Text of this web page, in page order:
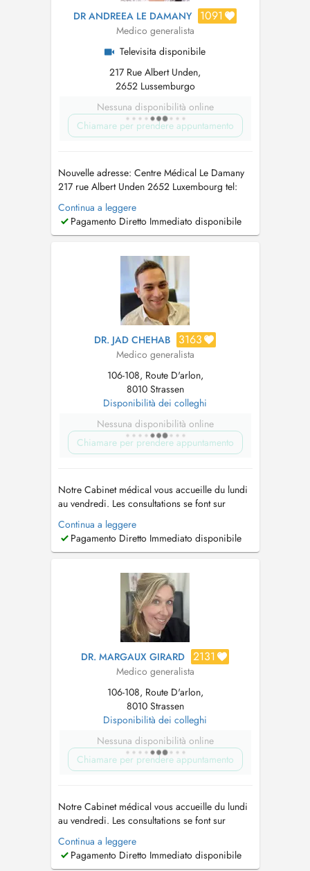
DR ANDREEA LE DAMANY 1091
Medico generalista
Televisita disponibile
217 Rue Albert Unden,
2652 Lussemburgo
Nessuna disponibilità online
Chiamare per prendere appuntamento
Nouvelle adresse: Centre Médical Le Damany
217 rue Albert Unden 2652 Luxembourg tel:
+352 28 51 89 42 Abonnés Orange utiliser:
+352 27 52 17 50 mail:
secretariat@cm-
ledamany.com Bonjour cher patient, J'ai le
Centre Médical Le Damany Je...
Continua a leggere
Pagamento Diretto Immediato disponibile
DR. JAD CHEHAB 3163
Medico generalista
106-108, Route D'arlon,
8010 Strassen
Disponibilità dei colleghi
Nessuna disponibilità online
Chiamare per prendere appuntamento
Notre Cabinet médical vous accueille du lundi
au vendredi. Les consultations se font sur
rendez vous :+352 28805195 Notre cabinet
est situé en rez-de-chaussée et dispose d'un
accès facile. Des places de parking disponible
devant l'entrée du cabin...
Continua a leggere
Pagamento Diretto Immediato disponibile
DR. MARGAUX GIRARD 2131
Medico generalista
106-108, Route D'arlon,
8010 Strassen
Disponibilità dei colleghi
Nessuna disponibilità online
Chiamare per prendere appuntamento
Notre Cabinet médical vous accueille du lundi
au vendredi. Les consultations se font sur
rendez vous : +352 28805195 Notre cabinet
est situé en rez-de-chaussée et dispose d'un
accès facile. Des places de parking réservées à
Continua a leggere
Pagamento Diretto Immediato disponibile